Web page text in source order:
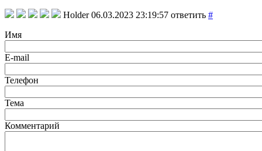
Holder 06.03.2023 23:19:57 ответить #
Имя
E-mail
Телефон
Тема
Комментарий